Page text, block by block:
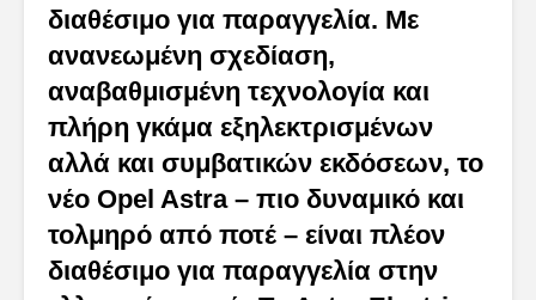
διαθέσιμο για παραγγελία. Με
ανανεωμένη σχεδίαση,
αναβαθμισμένη τεχνολογία και
πλήρη γκάμα εξηλεκτρισμένων
αλλά και συμβατικών εκδόσεων, το
νέο Opel Astra – πιο δυναμικό και
τολμηρό από ποτέ – είναι πλέον
διαθέσιμο για παραγγελία στην